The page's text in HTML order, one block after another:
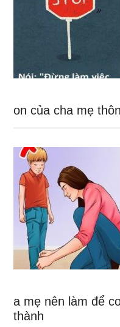
on của cha mẹ
a mẹ nên làm để
thành